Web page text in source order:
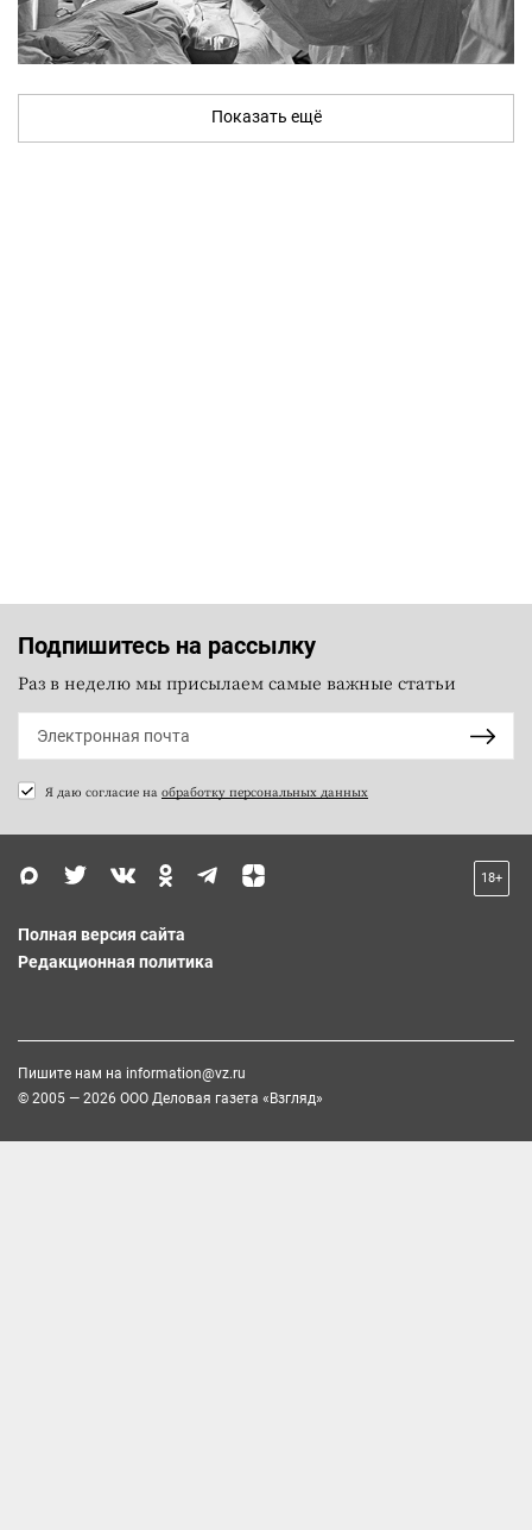
Показать ещё
Подпишитесь на рассылку
Раз в неделю мы присылаем самые важные статьи
Я даю согласие на обработку персональных данных
18+
Полная версия сайта
Редакционная политика
Пишите нам на information@vz.ru
© 2005 — 2026 ООО Деловая газета «Взгляд»